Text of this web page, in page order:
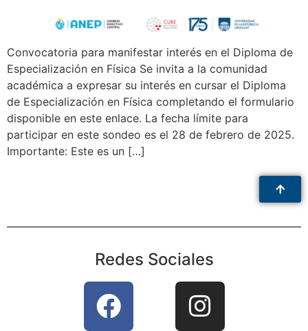
Convocatoria para manifestar interés en el Diploma de
Especialización en Física Se invita a la comunidad
académica a expresar su interés en cursar el Diploma
de Especialización en Física completando el formulario
disponible en este enlace. La fecha límite para
participar en este sondeo es el 28 de febrero de 2025.
Importante: Este es un […]
Redes Sociales